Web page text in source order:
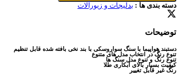
دسته بندی ها : بدلیجات و زیورآلات
توضیحات
دستبند هواپیما با سنگ سواروسکی با بند نخی بافته شده قابل تنظیم
تنوع رنگ در انتخاب مدل های متنوع
تنوع رنگ و تنوع مدل سنگ ها
کیفیت بسیار بالای آبکاری طلا
رنگ غیر قابل تغییر